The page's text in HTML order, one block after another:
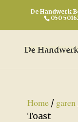
De Handwerk
050
Home/ garen
Toast